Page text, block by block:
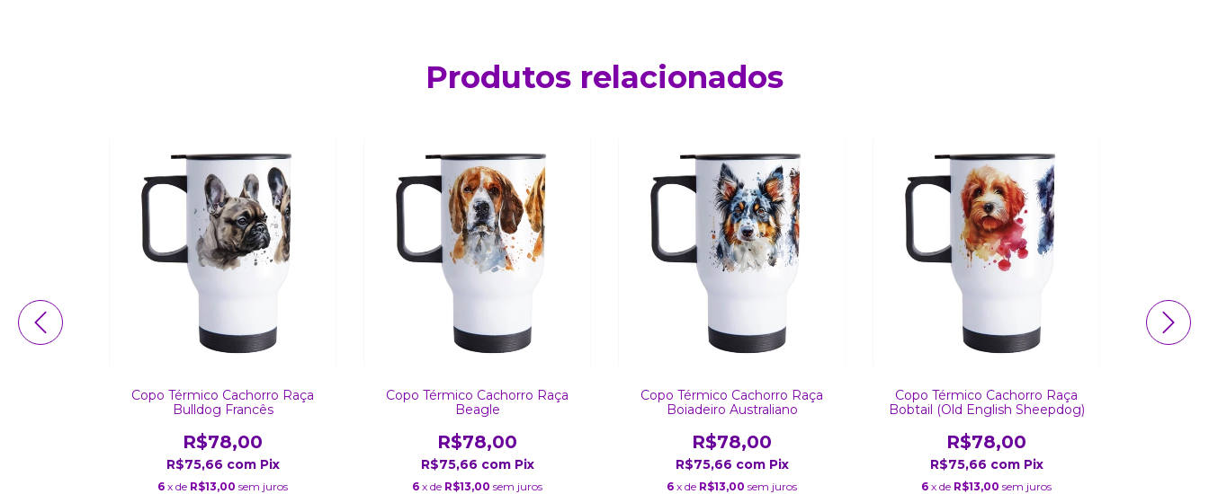
Produtos relacionados
Copo Térmico Cachorro Raça
Bulldog Francês
R$78,00
R$75,66 com Pix
6 x de R$13,00 sem juros
Copo Térmico Cachorro Raça
Beagle
R$78,00
R$75,66 com Pix
6 x de R$13,00 sem juros
Copo Térmico Cachorro Raça
Boiadeiro Australiano
R$78,00
R$75,66 com Pix
6 x de R$13,00 sem juros
Copo Térmico Cachorro Raça
Bobtail (Old English Sheepdog)
R$78,00
R$75,66 com Pix
6 x de R$13,00 sem juros